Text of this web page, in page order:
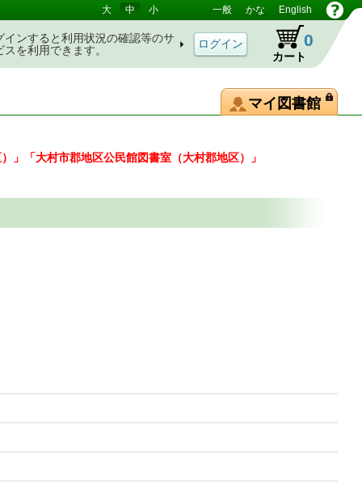
大 中 小 一般 かな English
インすると利用状況の確認等のサ
スを利用できます。
カート
0
マイ図書館
」「大村市郡地区公民館図書室（大村郡地区）」